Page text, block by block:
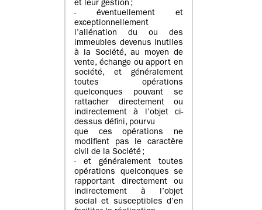
et leur gestion ;
- éventuellement et
exceptionnellement
l’aliénation du ou des
immeubles devenus inutiles
à la Société, au moyen de
vente, échange ou apport en
société, et généralement
toutes opérations
quelconques pouvant se
rattacher directement ou
indirectement à l’objet ci-
dessus défini, pourvu
que ces opérations ne
modifient pas le caractère
civil de la Société ;
- et généralement toutes
opérations quelconques se
rapportant directement ou
indirectement à l’objet
social et susceptibles d’en